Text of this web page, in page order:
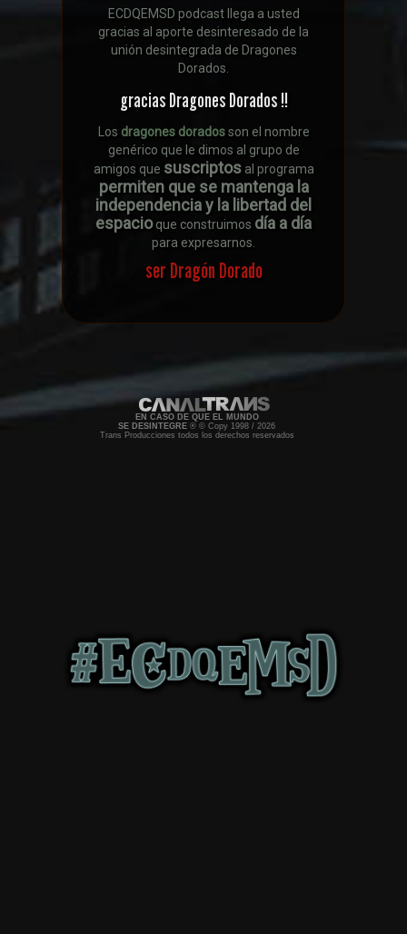
ECDQEMSD podcast llega a usted
gracias al aporte desinteresado de la
unión desintegrada de Dragones
Dorados.
gracias Dragones Dorados !!
Los dragones doradosson el nombre
genérico que le dimos al grupo de
amigos que suscriptosal programa
permiten que se mantenga la
independencia y la libertad del
espacioque construimos día a día
para expresarnos.
ser Dragón Dorado
EN CASO DE QUE EL MUNDO
SE DESINTEGRE ® © Copy 1998 / 2026
Trans Producciones todos los derechos reservados